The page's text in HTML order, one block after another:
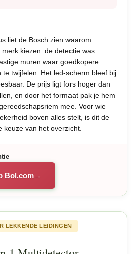
liet de Bosch zien waarom
kiezen: de detectie was
muren waar goedkopere
te twijfelen. Het led-scherm bleef bij
De prijs ligt fors hoger dan
en door het formaat pak je hem
mee. Voor wie
boven alles stelt, is dit de
keuze van het overzicht.
Bol.com
LEKKENDE LEIDINGEN